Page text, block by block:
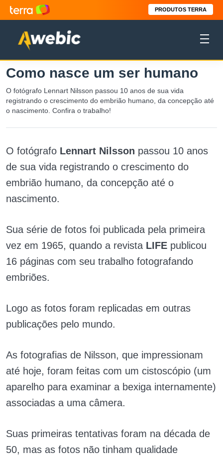
PRODUTOS TERRA
Como nasce um ser humano
O fotógrafo Lennart Nilsson passou 10 anos de sua vida
registrando o crescimento do embrião humano, da concepção até
o nascimento. Confira o trabalho!
O fotógrafo Lennart Nilsson passou 10 anos
de sua vida registrando o crescimento do
embrião humano, da concepção até o
nascimento.
Sua série de fotos foi publicada pela primeira
vez em 1965, quando a revista LIFE publicou
16 páginas com seu trabalho fotografando
embriões.
Logo as fotos foram replicadas em outras
publicações pelo mundo.
As fotografias de Nilsson, que impressionam
até hoje, foram feitas com um cistoscópio (um
aparelho para examinar a bexiga internamente)
associadas a uma câmera.
Suas primeiras tentativas foram na década de
50, mas as fotos não tinham qualidade